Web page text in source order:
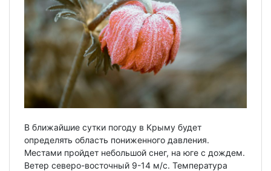
В ближайшие сутки погоду в Крыму будет
определять область пониженного давления.
Местами пройдет небольшой снег, на юге с дождем.
Ветер северо-восточный 9-14 м/с. Температура